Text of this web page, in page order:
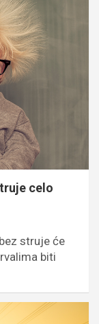
celo
struje će
biti